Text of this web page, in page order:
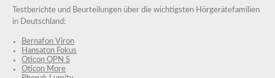
Testberichte und Beurteilungen über die wichtigsten Hörgerätefamilien
in Deutschland:
Bernafon Viron
Hansaton Fokus
Oticon OPN S
Oticon More